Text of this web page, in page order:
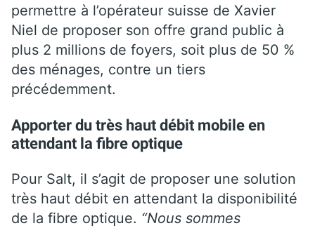
permettre à l’opérateur suisse de Xavier
Niel de proposer son offre grand public à
plus 2 millions de foyers, soit plus de 50 %
des ménages, contre un tiers
précédemment.
Apporter du très haut débit mobile en
attendant la fibre optique
Pour Salt, il s’agit de proposer une solution
très haut débit en attendant la disponibilité
de la fibre optique. “Nous sommes